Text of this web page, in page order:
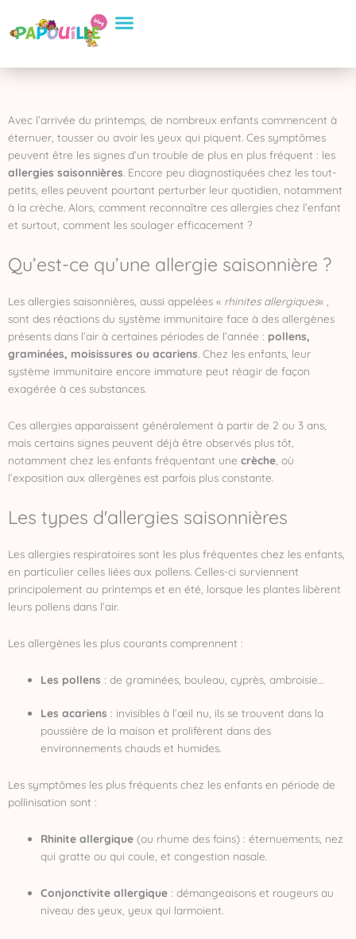
contenu
Avec l’arrivée du printemps, de nombreux enfants commencent à
éternuer, tousser ou avoir les yeux qui piquent. Ces symptômes
peuvent être les signes d’un trouble de plus en plus fréquent : les
allergies saisonnières. Encore peu diagnostiquées chez les tout-
petits, elles peuvent pourtant perturber leur quotidien, notamment
à la crèche. Alors, comment reconnaître ces allergies chez l’enfant
et surtout, comment les soulager efficacement ?
Qu’est-ce qu’une allergie saisonnière ?
Les allergies saisonnières, aussi appelées « rhinites allergiques« ,
sont des réactions du système immunitaire face à des allergènes
présents dans l’air à certaines périodes de l’année : pollens,
graminées, moisissures ou acariens. Chez les enfants, leur
système immunitaire encore immature peut réagir de façon
exagérée à ces substances.
Ces allergies apparaissent généralement à partir de 2 ou 3 ans,
mais certains signes peuvent déjà être observés plus tôt,
notamment chez les enfants fréquentant une crèche , où
l’exposition aux allergènes est parfois plus constante.
Les types d'allergies saisonnières
Les allergies respiratoires sont les plus fréquentes chez les enfants,
en particulier celles liées aux pollens. Celles-ci surviennent
principalement au printemps et en été, lorsque les plantes libèrent
leurs pollens dans l’air.
Les allergènes les plus courants comprennent :
Les pollens : de graminées, bouleau, cyprès, ambroisie…
Les acariens : invisibles à l’œil nu, ils se trouvent dans la
poussière de la maison et prolifèrent dans des
environnements chauds et humides.
Les symptômes les plus fréquents chez les enfants en période de
pollinisation sont :
Rhinite allergique (ou rhume des foins) : éternuements, nez
qui gratte ou qui coule, et congestion nasale.
Conjonctivite allergique : démangeaisons et rougeurs au
niveau des yeux, yeux qui larmoient.